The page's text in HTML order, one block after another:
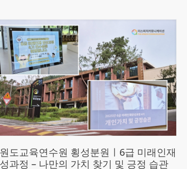
도교육연수원 횡성분원ㅣ6급 미래인재
과정 – 나만의 가치 찾기 및 긍정 습관